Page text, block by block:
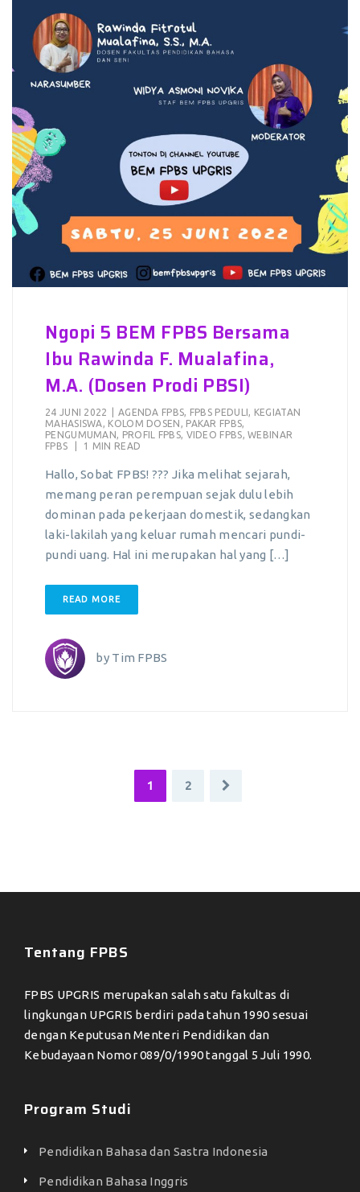
Ngopi 5 BEM FPBS Bersama
Ibu Rawinda F. Mualafina,
M.A. (Dosen Prodi PBSI)
24 JUNI 2022 AGENDA FPBS, FPBS PEDULI , KEGIATAN
MAHASISWA, KOLOM DOSEN , PAKAR FPBS,
PENGUMUMAN , PROFIL FPBS, VIDEO FPBS,WEBINAR
FPBS
1 MIN READ
Hallo, Sobat FPBS! ??? Jika melihat sejarah,
memang peran perempuan sejak dulu lebih
dominan pada pekerjaan domestik, sedangkan
laki-lakilah yang keluar rumah mencari pundi-
pundi uang. Hal ini merupakan hal yang […]
READ MORE
by Tim FPBS
1 2
Tentang FPBS
FPBS UPGRIS merupakan salah satu fakultas di
lingkungan UPGRIS berdiri pada tahun 1990 sesuai
dengan Keputusan Menteri Pendidikan dan
Kebudayaan Nomor 089/0/1990 tanggal 5 Juli 1990.
Program Studi
Pendidikan Bahasa dan Sastra Indonesia
Pendidikan Bahasa Inggris